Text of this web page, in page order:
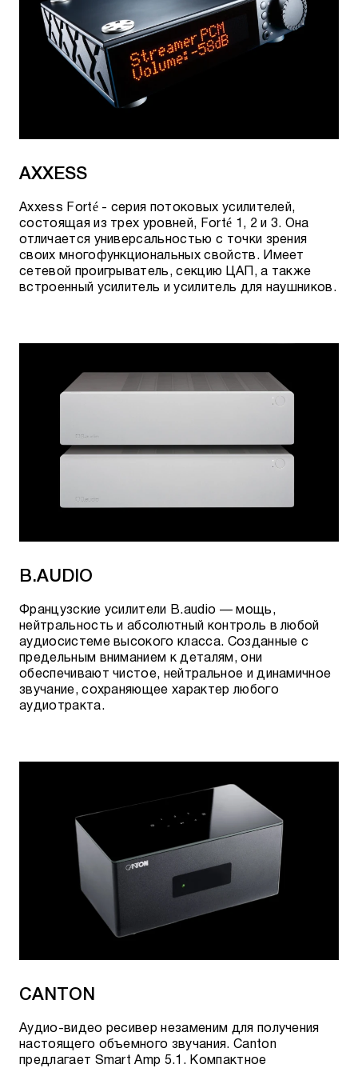
AXXESS
Axxess Forté - серия потоковых усилителей,
состоящая из трех уровней, Forté 1, 2 и 3. Она
отличается универсальностью с точки зрения
своих многофункциональных свойств. Имеет
сетевой проигрыватель, секцию ЦАП, а также
встроенный усилитель и усилитель для наушников.
B.AUDIO
Французские усилители B.audio — мощь,
нейтральность и абсолютный контроль в любой
аудиосистеме высокого класса. Созданные с
предельным вниманием к деталям, они
обеспечивают чистое, нейтральное и динамичное
звучание, сохраняющее характер любого
аудиотракта.
CANTON
Аудио-видео ресивер незаменим для получения
настоящего объемного звучания. Canton
предлагает Smart Amp 5.1. Компактное